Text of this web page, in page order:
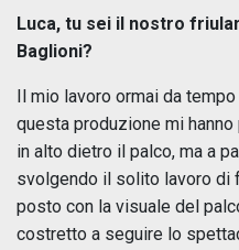
Luca, tu sei il nostro
Baglioni?
Il mio lavoro ormai da
questa produzione mi
in alto dietro il palco, ma a
svolgendo il solito lavoro di
posto con la visuale del
costretto a seguire lo